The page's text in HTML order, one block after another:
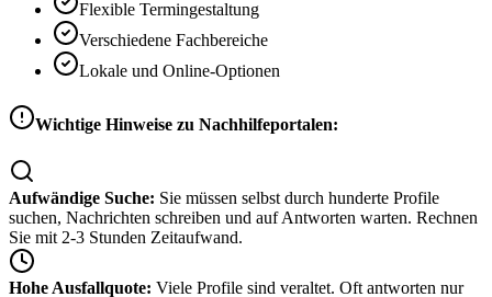
Flexible Termingestaltung
Verschiedene Fachbereiche
Lokale und Online-Optionen
Wichtige Hinweise zu Nachhilfeportalen:
Aufwändige Suche: Sie müssen selbst durch hunderte Profile
suchen, Nachrichten schreiben und auf Antworten warten. Rechnen
Sie mit 2-3 Stunden Zeitaufwand.
Hohe Ausfallquote: Viele Profile sind veraltet. Oft antworten nur